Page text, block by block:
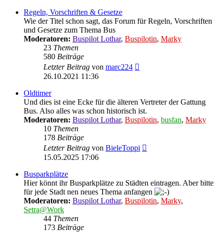
Regeln, Vorschriften & Gesetze
Wie der Titel schon sagt, das Forum für Regeln, Vorschriften
und Gesetze zum Thema Bus
Moderatoren: Buspilot Lothar, Buspilotin, Marky
23 Themen
580 Beiträge
Letzter Beitrag von marc224
26.10.2021 11:36
Oldtimer
Und dies ist eine Ecke für die älteren Vertreter der Gattung
Bus. Also alles was schon historisch ist.
Moderatoren: Buspilot Lothar, Buspilotin, busfan, Marky
10 Themen
178 Beiträge
Letzter Beitrag von BieleToppi
15.05.2025 17:06
Busparkplätze
Hier könnt ihr Busparkplätze zu Städten eintragen. Aber bitte
für jede Stadt nen neues Thema anfangen
Moderatoren: Buspilot Lothar, Buspilotin, Marky,
Setra@Work
44 Themen
173 Beiträge